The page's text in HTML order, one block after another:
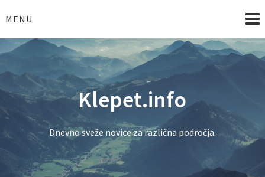
toMENU
Klepet.info
Dnevno sveže novice za različna področja.